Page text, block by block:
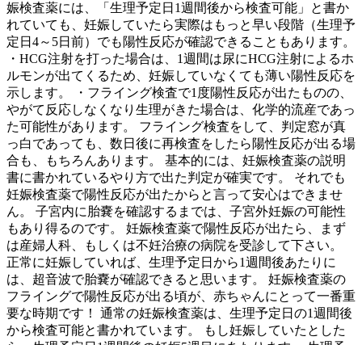
娠検査薬には、「生理予定日1週間後から検査可能」と書か
れていても、妊娠していたら実際はもっと早い段階（生理予
定日4～5日前）でも陽性反応が確認できることもあります。
・HCG注射を打った場合は、1週間は尿にHCG注射によるホ
ルモンが出てくるため、妊娠していなくても薄い陽性反応を
示します。 ・フライング検査で1度陽性反応が出たものの、
やがて反応しなくなり生理がきた場合は、化学的流産であっ
た可能性があります。 フライング検査をして、判定窓が真
っ白であっても、数日後に再検査をしたら陽性反応が出る場
合も、もちろんあります。 基本的には、妊娠検査薬の説明
書に書かれているやり方で出た判定が確実です。 それでも
妊娠検査薬で陽性反応が出たからと言って安心はできませ
ん。 子宮内に胎嚢を確認するまでは、子宮外妊娠の可能性
もあり得るのです。 妊娠検査薬で陽性反応が出たら、まず
は産婦人科、もしくは不妊治療の病院を受診して下さい。
正常に妊娠していれば、生理予定日から1週間後あたりに
は、超音波で胎嚢が確認できると思います。 妊娠検査薬の
フライングで陽性反応が出る頃が、赤ちゃんにとって一番重
要な時期です！ 通常の妊娠検査薬は、生理予定日の1週間後
から検査可能と書かれています。 もし妊娠していたとした